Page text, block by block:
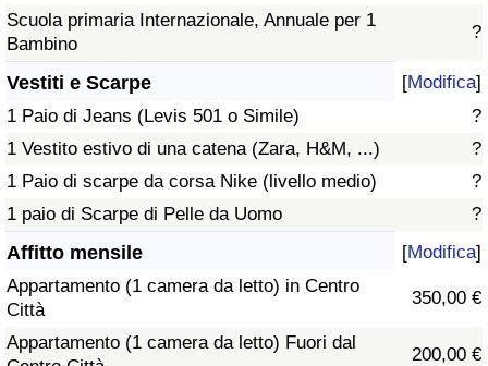
Scuola primaria Internazionale, Annuale per 1
Bambino
?
Vestiti e Scarpe [Modifica]
1 Paio di Jeans (Levis 501 o Simile)
?
1 Vestito estivo di una catena (Zara, H&M, ...)
?
1 Paio di scarpe da corsa Nike (livello medio)
?
1 paio di Scarpe di Pelle da Uomo
?
Affitto mensile [Modifica]
Appartamento (1 camera da letto) in Centro
Città
350,00 €
Appartamento (1 camera da letto) Fuori dal
200,00 €